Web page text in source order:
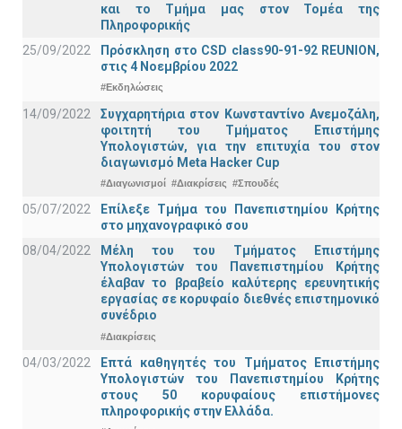
και το Τμήμα μας στον Τομέα της
Πληροφορικής
25/09/2022
Πρόσκληση στο CSD class90-91-92 REUNION,
στις 4 Νοεμβρίου 2022
#Εκδηλώσεις
14/09/2022
Συγχαρητήρια στον Κωνσταντίνο Ανεμοζάλη,
φοιτητή του Τμήματος Επιστήμης
Υπολογιστών, για την επιτυχία του στον
διαγωνισμό Meta Hacker Cup
#Διαγωνισμοί #Διακρίσεις #Σπουδές
05/07/2022
Επίλεξε Τμήμα του Πανεπιστημίου Κρήτης
στο μηχανογραφικό σου
08/04/2022
Μέλη του του Τμήματος Επιστήμης
Υπολογιστών του Πανεπιστημίου Κρήτης
έλαβαν το βραβείο καλύτερης ερευνητικής
εργασίας σε κορυφαίο διεθνές επιστημονικό
συνέδριο
#Διακρίσεις
04/03/2022
Επτά καθηγητές του Τμήματος Επιστήμης
Υπολογιστών του Πανεπιστημίου Κρήτης
στους 50 κορυφαίους επιστήμονες
πληροφορικής στην Ελλάδα.